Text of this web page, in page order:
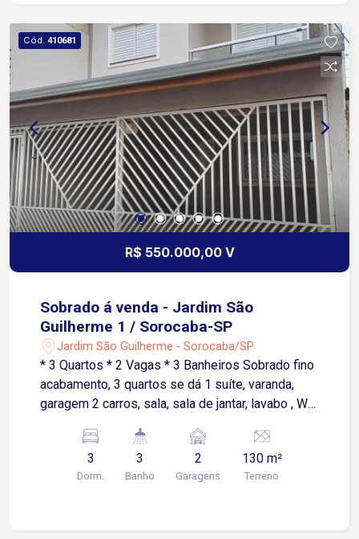
Cód. 410681
R$ 550.000,00 V
Sobrado á venda - Jardim São
Guilherme 1 / Sorocaba-SP
Jardim São Guilherme - Sorocaba/SP
* 3 Quartos * 2 Vagas * 3 Banheiros Sobrado fino
acabamento, 3 quartos se dá 1 suíte, varanda,
garagem 2 carros, sala, sala de jantar, lavabo , WC
gourmet, alarme , cerca elétrica, câmera, portão
automático.
3
Dorm.
3
Banho
2
Garagens
130 m²
Terreno